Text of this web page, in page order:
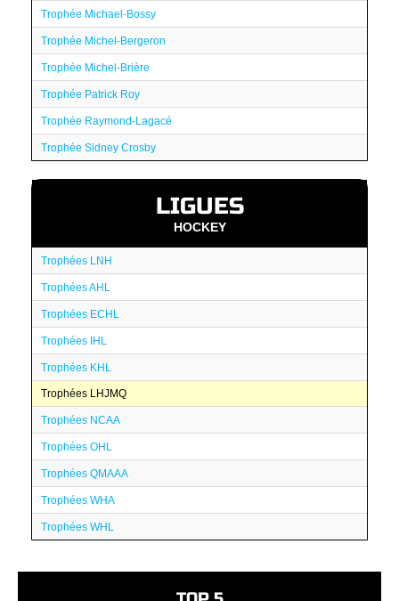
Trophée Michael-Bossy
Trophée Michel-Bergeron
Trophée Michel-Brière
Trophée Patrick Roy
Trophée Raymond-Lagacé
Trophée Sidney Crosby
LIGUES
HOCKEY
Trophées LNH
Trophées AHL
Trophées ECHL
Trophées IHL
Trophées KHL
Trophées LHJMQ
Trophées NCAA
Trophées OHL
Trophées QMAAA
Trophées WHA
Trophées WHL